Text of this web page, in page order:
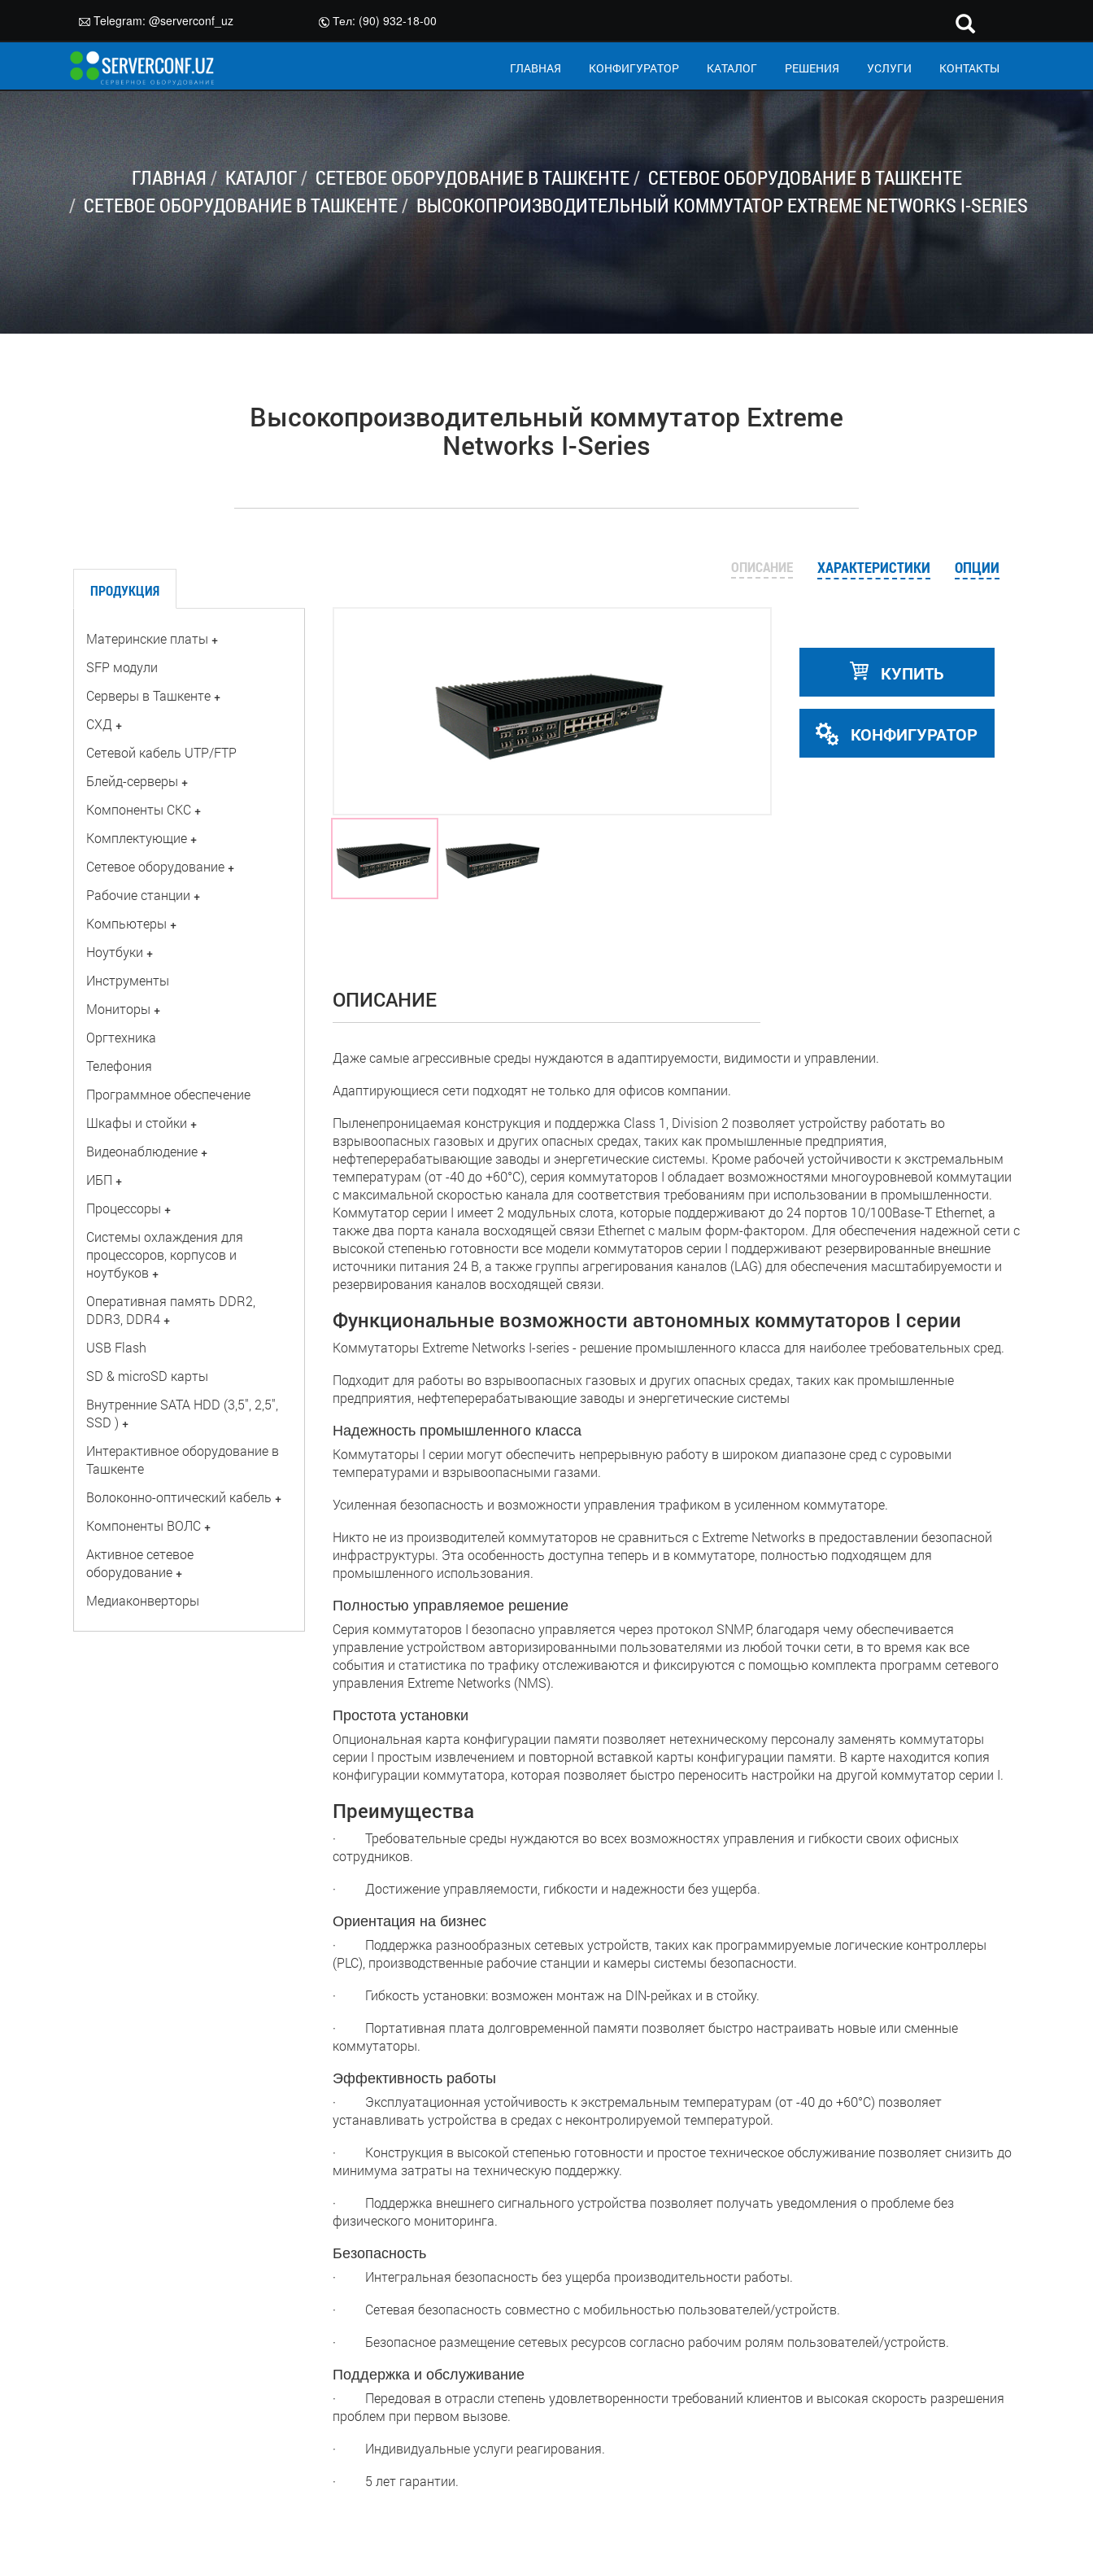
Telegram: @serverconf_uz Тел: (90) 932-18-00
ГЛАВНАЯ КОНФИГУРАТОР КАТАЛОГ РЕШЕНИЯ УСЛУГИ КОНТАКТЫ
ГЛАВНАЯ КАТАЛОГ СЕТЕВОЕ ОБОРУДОВАНИЕ В ТАШКЕНТЕ
СЕТЕВОЕ ОБОРУДОВАНИЕ В ТАШКЕНТЕ
СЕТЕВОЕ ОБОРУДОВАНИЕ В ТАШКЕНТЕ
ВЫСОКОПРОИЗВОДИТЕЛЬНЫЙ КОММУТАТОР EXTREME NETWORKS I-SERIES
Высокопроизводительный коммутатор Extreme
Networks I-Series
ПРОДУКЦИЯ
Материнские платы +
SFP модули
Серверы в Ташкенте +
СХД +
Сетевой кабель UTP/FTP
Блейд-серверы +
Компоненты СКС +
Комплектующие +
Сетевое оборудование +
Рабочие станции +
Компьютеры +
Ноутбуки +
Инструменты
Мониторы +
Оргтехника
Телефония
Программное обеспечение
Шкафы и стойки +
Видеонаблюдение +
ИБП +
Процессоры +
Системы охлаждения для
процессоров, корпусов и
ноутбуков +
Оперативная память DDR2,
DDR3, DDR4 +
USB Flash
SD & microSD карты
Внутренние SATA HDD (3,5", 2,5",
SSD ) +
Интерактивное оборудование в
Ташкенте
Волоконно-оптический кабель +
Компоненты ВОЛС +
Активное сетевое
оборудование +
Медиаконверторы
ОПИСАНИЕ ХАРАКТЕРИСТИКИ ОПЦИИ
КУПИТЬ
КОНФИГУРАТОР
ОПИСАНИЕ
Даже самые агрессивные среды нуждаются в адаптируемости, видимости и управлении.
Адаптирующиеся сети подходят не только для офисов компании.
Пыленепроницаемая конструкция и поддержка Class 1, Division 2 позволяет устройству работать во
взрывоопасных газовых и других опасных средах, таких как промышленные предприятия,
нефтеперерабатывающие заводы и энергетические системы. Кроме рабочей устойчивости к экстремальным
температурам (от -40 до +60°C), серия коммутаторов I обладает возможностями многоуровневой коммутации
с максимальной скоростью канала для соответствия требованиям при использовании в промышленности.
Коммутатор серии I имеет 2 модульных слота, которые поддерживают до 24 портов 10/100Base-T Ethernet, а
также два порта канала восходящей связи Ethernet с малым форм-фактором. Для обеспечения надежной сети с
высокой степенью готовности все модели коммутаторов серии I поддерживают резервированные внешние
источники питания 24 В, а также группы агрегирования каналов (LAG) для обеспечения масштабируемости и
резервирования каналов восходящей связи.
Функциональные возможности автономных коммутаторов I серии
Коммутаторы Extreme Networks I-series - решение промышленного класса для наиболее требовательных сред.
Подходит для работы во взрывоопасных газовых и других опасных средах, таких как промышленные
предприятия, нефтеперерабатывающие заводы и энергетические системы
Надежность промышленного класса
Коммутаторы I серии могут обеспечить непрерывную работу в широком диапазоне сред с суровыми
температурами и взрывоопасными газами.
Усиленная безопасность и возможности управления трафиком в усиленном коммутаторе.
Никто не из производителей коммутаторов не сравниться с Extreme Networks в предоставлении безопасной
инфраструктуры. Эта особенность доступна теперь и в коммутаторе, полностью подходящем для
промышленного использования.
Полностью управляемое решение
Серия коммутаторов I безопасно управляется через протокол SNMP, благодаря чему обеспечивается
управление устройством авторизированными пользователями из любой точки сети, в то время как все
события и статистика по трафику отслеживаются и фиксируются с помощью комплекта программ сетевого
управления Extreme Networks (NMS).
Простота установки
Опциональная карта конфигурации памяти позволяет нетехническому персоналу заменять коммутаторы
серии I простым извлечением и повторной вставкой карты конфигурации памяти. В карте находится копия
конфигурации коммутатора, которая позволяет быстро переносить настройки на другой коммутатор серии I.
Преимущества
· Требовательные среды нуждаются во всех возможностях управления и гибкости своих офисных
сотрудников.
· Достижение управляемости, гибкости и надежности без ущерба.
Ориентация на бизнес
· Поддержка разнообразных сетевых устройств, таких как программируемые логические контроллеры
(PLC), производственные рабочие станции и камеры системы безопасности.
· Гибкость установки: возможен монтаж на DIN-рейках и в стойку.
· Портативная плата долговременной памяти позволяет быстро настраивать новые или сменные
коммутаторы.
Эффективность работы
· Эксплуатационная устойчивость к экстремальным температурам (от -40 до +60°C) позволяет
устанавливать устройства в средах с неконтролируемой температурой.
· Конструкция в высокой степенью готовности и простое техническое обслуживание позволяет снизить до
минимума затраты на техническую поддержку.
· Поддержка внешнего сигнального устройства позволяет получать уведомления о проблеме без
физического мониторинга.
Безопасность
· Интегральная безопасность без ущерба производительности работы.
· Сетевая безопасность совместно с мобильностью пользователей/устройств.
· Безопасное размещение сетевых ресурсов согласно рабочим ролям пользователей/устройств.
Поддержка и обслуживание
· Передовая в отрасли степень удовлетворенности требований клиентов и высокая скорость разрешения
проблем при первом вызове.
· Индивидуальные услуги реагирования.
· 5 лет гарантии.